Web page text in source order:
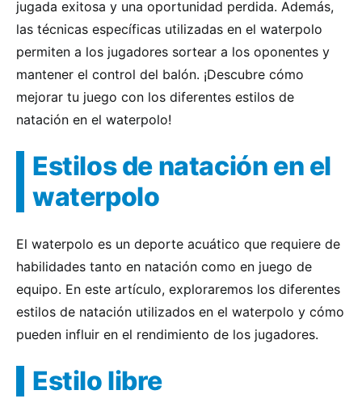
jugada exitosa y una oportunidad perdida. Además,
las técnicas específicas utilizadas en el waterpolo
permiten a los jugadores sortear a los oponentes y
mantener el control del balón. ¡Descubre cómo
mejorar tu juego con los diferentes estilos de
natación en el waterpolo!
Estilos de natación en el
waterpolo
El waterpolo es un deporte acuático que requiere de
habilidades tanto en natación como en juego de
equipo. En este artículo, exploraremos los diferentes
estilos de natación utilizados en el waterpolo y cómo
pueden influir en el rendimiento de los jugadores.
Estilo libre